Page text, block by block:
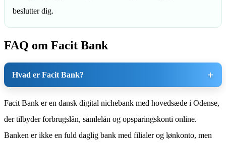
beslutter dig.
FAQ om Facit Bank
Hvad er Facit Bank?
Facit Bank er en dansk digital nichebank med hovedsæde i Odense,
der tilbyder forbrugslån, samlelån og opsparingskonti online.
Banken er ikke en fuld daglig bank med filialer og lønkonto, men